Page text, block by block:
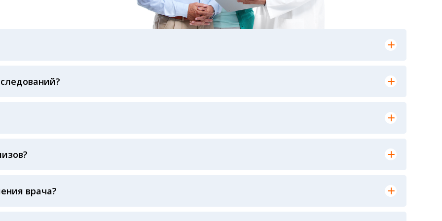
об оплате
соблюдением международных стандартов выполнения лабораторных исследований и
врача?